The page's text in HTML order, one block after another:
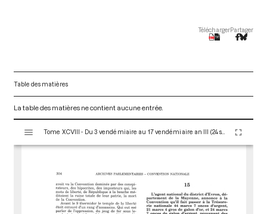
TéléchargerPartager
Table des matières
La table des matières ne contient aucune entrée.
s